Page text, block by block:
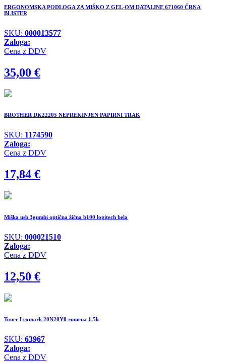
ERGONOMSKA PODLOGA ZA MIŠKO Z GEL-OM DATALINE 671060 ČRNA
BLISTER
SKU: 000013577
Zaloga:
Cena z DDV
35,00 €
BROTHER DK22205 NEPREKINJEN PAPIRNI TRAK
SKU: 1174590
Zaloga:
Cena z DDV
17,84 €
Miška usb 3gumbi optična žična b100 logitech bela
SKU: 000021510
Zaloga:
Cena z DDV
12,50 €
Toner Lexmark 20N20Y0 rumena 1.5k
SKU: 63967
Zaloga:
Cena z DDV